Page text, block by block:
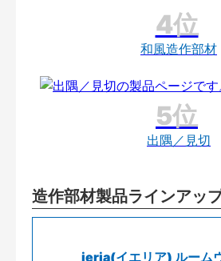
和風造作部材
出隅／見切
造作部材製品ラインアッ
ieria(イエリア) ルーム